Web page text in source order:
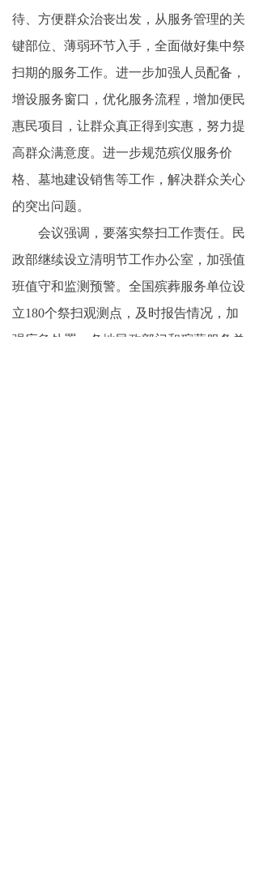
待、方便群众治丧出发，从服务管理的关
键部位、薄弱环节入手，全面做好集中祭
扫期的服务工作。进一步加强人员配备，
增设服务窗口，优化服务流程，增加便民
惠民项目，让群众真正得到实惠，努力提
高群众满意度。进一步规范殡仪服务价
格、墓地建设销售等工作，解决群众关心
的突出问题。
会议强调，要落实祭扫工作责任。民
政部继续设立清明节工作办公室，加强值
班值守和监测预警。全国殡葬服务单位设
立180个祭扫观测点，及时报告情况，加
强应急处置。各地民政部门和殡葬服务单